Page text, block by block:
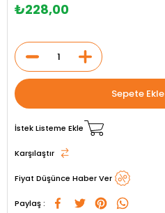
₺228,00
İstek Listeme Ekle
Karşılaştır
Fiyat Düşünce Haber Ver
Paylaş :